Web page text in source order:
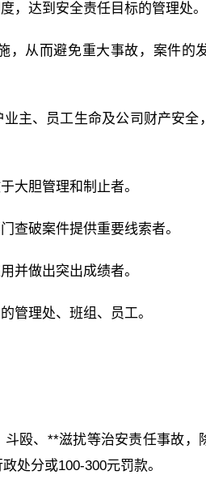
，达到安全责任目标的管理处。
，从而避免重大事故，案件的
主、员工生命及公司财产安全
大胆管理和制止者。
查破案件提供重要线索者。
并做出突出成绩者。
管理处、班组、员工。
殴、**滋扰等治安责任事故，
处分或100-300元罚款。